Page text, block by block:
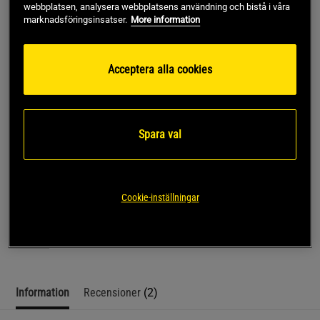
Produkt slut - notifiera mig via e-post
Denna produkt är tillfälligt slut i lager. Få en notifikation
när produkter åter finns i lager.
CLN Ghost Pant - En modern byxa från CLN Athletics med
Information Recensioner (2)
webbplatsen, analysera webbplatsens användning och bistå i våra
marknadsföringsinsatser. More information
Acceptera alla cookies
Spara val
Cookie-inställningar